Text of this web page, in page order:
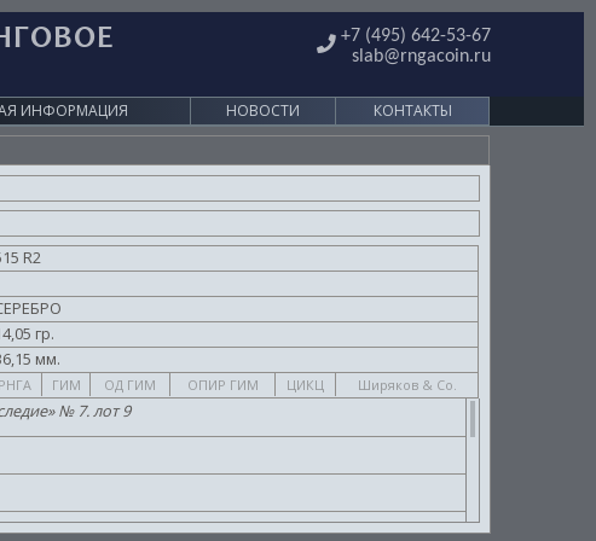
+7 (495) 642-53-67
slab@rngacoin.ru
ИНФОРМАЦИЯ НОВОСТИ
КОНТАКТЫ
R2
гр.
мм.
РНГА ГИМ ОД ГИМ ОПИР ГИМ ЦИКЦ Ширяков & Co.
№ 7. лот 9